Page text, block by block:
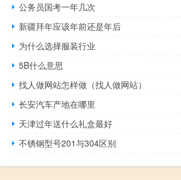
公务员国考一年几次
新疆拜年应该年前还是年后
为什么选择服装行业
5B什么意思
找人做网站怎样做（找人做网站）
长安汽车产地在哪里
天津过年送什么礼盒最好
不锈钢型号201与304区别